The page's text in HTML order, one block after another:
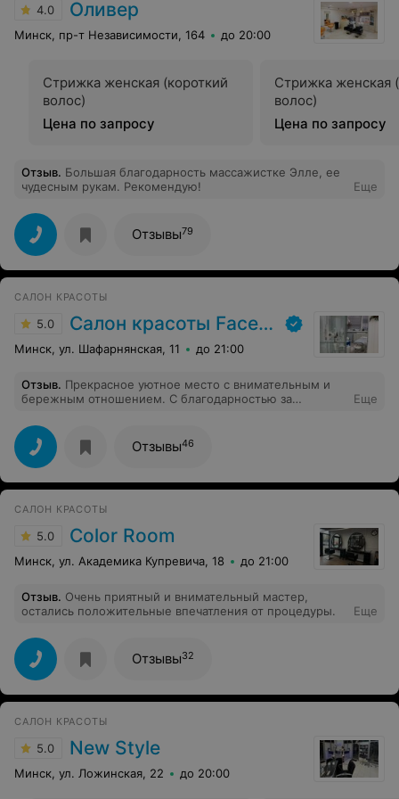
4.0 Оливер
Минск, пр-т Независимости, 164 до 20:00
Стрижка женская (короткий
волос)
Цена по запросу
Стрижка женская
волос)
Цена по запросу
Отзыв. Большая благодарность массажистке Элле, ее
чудесным рукам. Рекомендую!
Еще
Отзывы79
САЛОН КРАСОТЫ
5.0 Салон красоты FaceЛik
Минск, ул. Шафарнянская, 11 до 21:00
Отзыв. Прекрасное уютное место с внимательным и
бережным отношением. С благодарностью за
Еще
Отзывы46
САЛОН КРАСОТЫ
5.0 Color Room
Минск, ул. Академика Купревича, 18 до 21:00
Отзыв. Очень приятный и внимательный мастер,
остались положительные впечатления от процедуры.
Еще
Отзывы32
САЛОН КРАСОТЫ
5.0 New Style
Минск, ул. Ложинская, 22 до 20:00